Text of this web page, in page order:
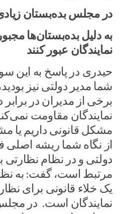
در مجلس بده‌بستان
به دلیل بده‌بستان‌ها
نمایندگان عبور کنند
حیدری در پاسخ به این
شما مدیر دولتی نیز
برخی از مدیران در
نمایندگان مقاومت
مشکل قانونی داریم یا
از نگاه شما ریشه اصلی
دولتی و در نظام
مرتبط است، گفت: به
یک خلاء قانونی برای
نمایندگان است. در مجلس